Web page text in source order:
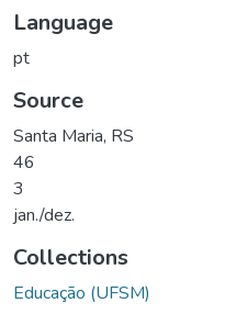
Language
pt
Source
Santa Maria, RS
46
3
jan./dez.
Collections
Educação (UFSM)